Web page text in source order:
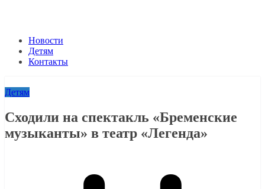
Новости
Детям
Контакты
Детям
Сходили на спектакль «Бременские
музыканты» в театр «Легенда»